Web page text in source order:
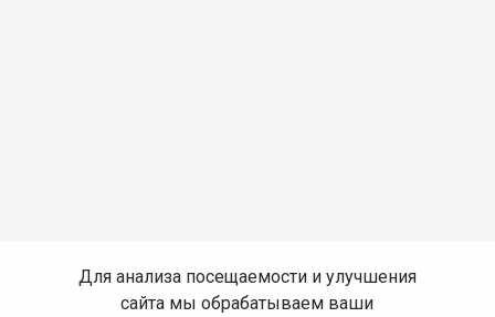
Для анализа посещаемости и улучшения
сайта мы обрабатываем ваши